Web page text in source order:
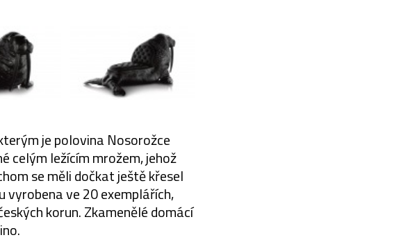
je polovina Nosorožce
celým ležícím mrožem, jehož
se měli dočkat ještě křesel
vyrobena ve 20 exemplářích,
korun. Zkamenělé domácí